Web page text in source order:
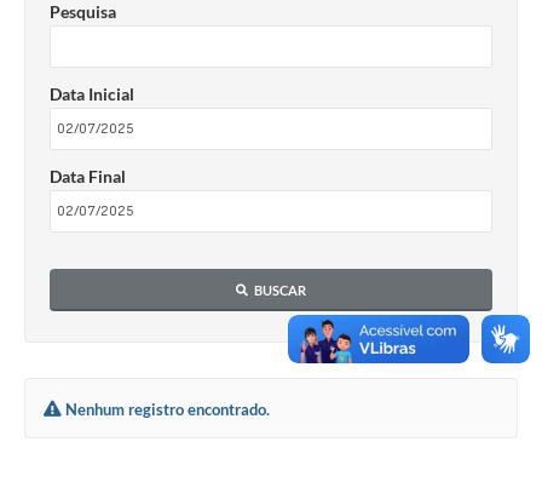
Pesquisa
Data Inicial
Data Final
BUSCAR
Nenhum registro encontrado.